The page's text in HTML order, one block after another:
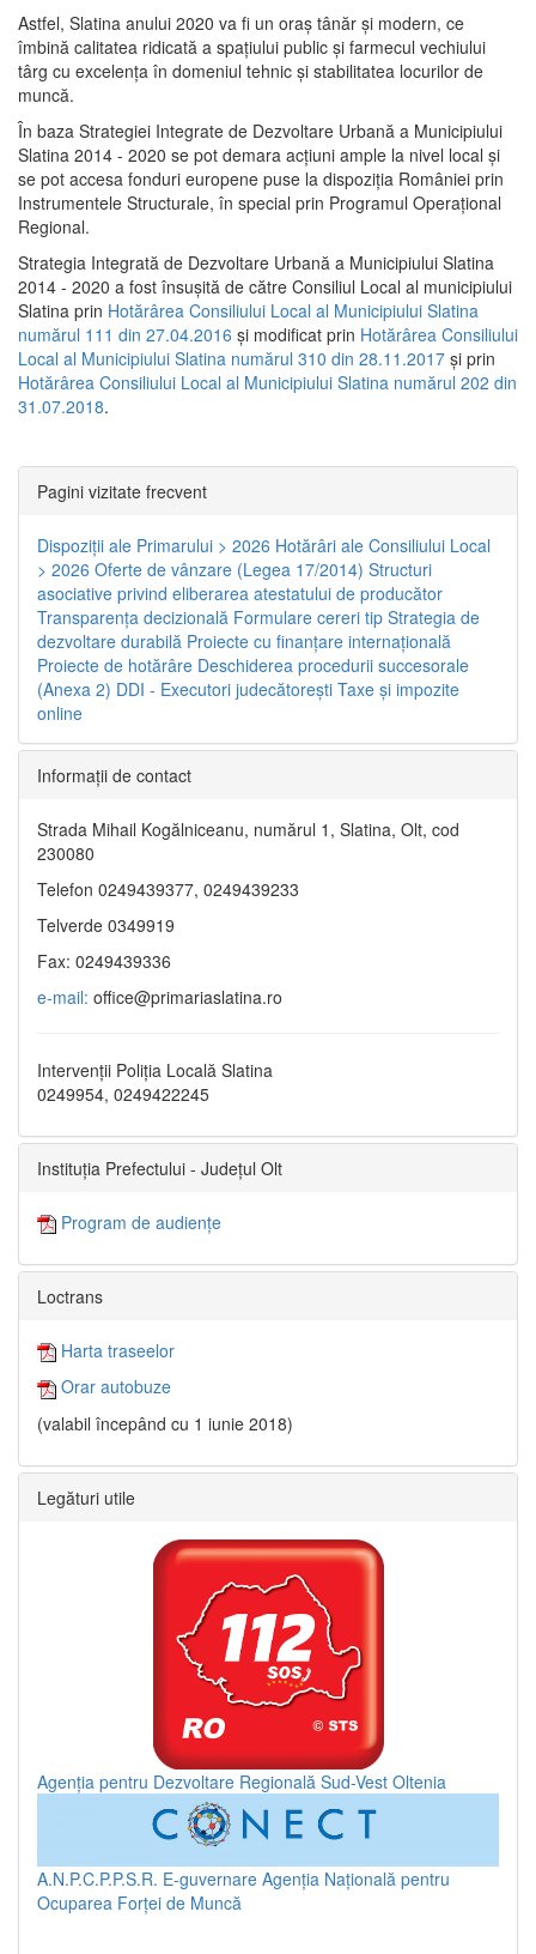
Astfel, Slatina anului 2020 va fi un oraş tânăr şi modern, ce
îmbină calitatea ridicată a spaţiului public şi farmecul vechiului
târg cu excelenţa în domeniul tehnic şi stabilitatea locurilor de
muncă.
În baza Strategiei Integrate de Dezvoltare Urbană a Municipiului
Slatina 2014 - 2020 se pot demara acţiuni ample la nivel local şi
se pot accesa fonduri europene puse la dispoziţia României prin
Instrumentele Structurale, în special prin Programul Operațional
Regional.
Strategia Integrată de Dezvoltare Urbană a Municipiului Slatina
2014 - 2020 a fost însuşită de către Consiliul Local al municipiului
Slatina prin Hotărârea Consiliului Local al Municipiului Slatina
numărul 111 din 27.04.2016 și modificat prin Hotărârea Consiliului
Local al Municipiului Slatina numărul 310 din 28.11.2017 și prin
Hotărârea Consiliului Local al Municipiului Slatina numărul 202 din
31.07.2018.
Pagini vizitate frecvent
Dispoziţii ale Primarului > 2026 Hotărâri ale Consiliului Local
> 2026 Oferte de vânzare (Legea 17/2014) Structuri
asociative privind eliberarea atestatului de producător
Transparenţa decizională Formulare cereri tip Strategia de
dezvoltare durabilă Proiecte cu finanţare internaţională
Proiecte de hotărâre Deschiderea procedurii succesorale
(Anexa 2) DDI - Executori judecătorești Taxe şi impozite
online
Informaţii de contact
Strada Mihail Kogălniceanu, numărul 1, Slatina, Olt, cod
230080
Telefon 0249439377, 0249439233
Telverde 0349919
Fax: 0249439336
e-mail: office@primariaslatina.ro
Intervenții Poliția Locală Slatina
0249954, 0249422245
Instituția Prefectului - Județul Olt
Program de audiențe
Loctrans
Harta traseelor
Orar autobuze
(valabil începând cu 1 iunie 2018)
Legături utile
Agenția pentru Dezvoltare Regională Sud-Vest Oltenia
A.N.P.C.P.P.S.R. E-guvernare Agenția Națională pentru
Ocuparea Forței de Muncă